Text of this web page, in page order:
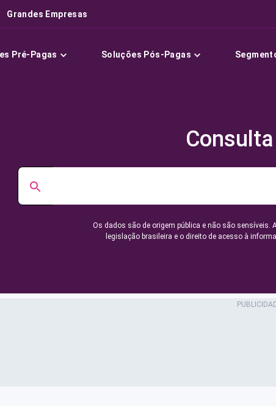
Grandes Empresas
Pré-Pagas Soluções Pós-Pagas
Os dados são de origem pública e não são sensíveis.
legislação brasileira e o direito de acesso à